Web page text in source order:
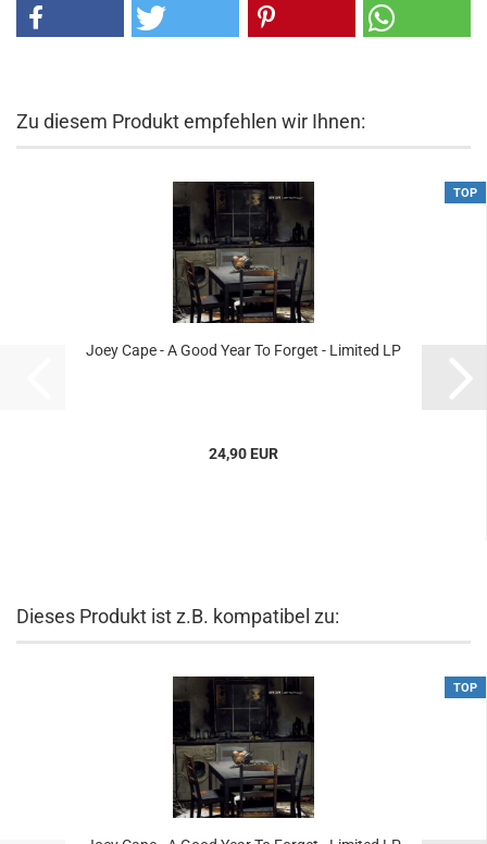
Zu diesem Produkt empfehlen wir Ihnen:
TOP
Joey Cape - A Good Year To Forget - Limited LP
24,90 EUR
Dieses Produkt ist z.B. kompatibel zu:
TOP